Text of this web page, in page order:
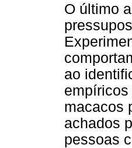
O último
ao
macacos
achados
pessoas